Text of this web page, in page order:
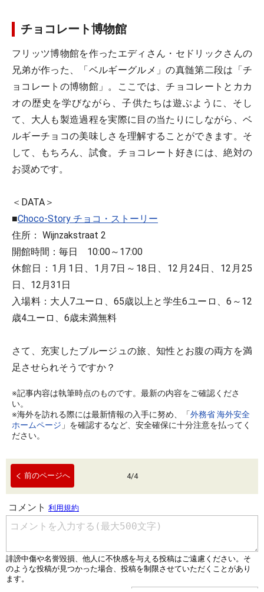
チョコレート博物館
フリッツ博物館を作ったエディさん・セドリックさんの
兄弟が作った、「ベルギーグルメ」の真髄第二段は「チ
ョコレートの博物館」。ここでは、チョコレートとカカ
オの歴史を学びながら、子供たちは遊ぶように、そし
て、大人も製造過程を実際に目の当たりにしながら、ベ
ルギーチョコの美味しさを理解することができます。そ
して、もちろん、試食。チョコレート好きには、絶対の
お奨めです。
＜DATA＞
■Choco-Story チョコ・ストーリー
住所： Wijnzakstraat 2
開館時間：毎日 10:00～17:00
休館日：1月1日、1月7日～18日、12月24日、12月25
日、12月31日
入場料：大人7ユーロ、65歳以上と学生6ユーロ、6～12
歳4ユーロ、6歳未満無料
さて、充実したブルージュの旅、知性とお腹の両方を満
足させられそうですか？
※記事内容は執筆時点のものです。最新の内容をご確認くださ
い。
※海外を訪れる際には最新情報の入手に努め、「外務省 海外安全
ホームページ 」を確認するなど、安全確保に十分注意を払ってく
ださい。
前のページへ 4/4